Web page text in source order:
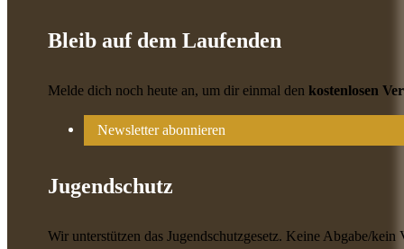
Bleib auf dem Laufenden
Melde dich noch heute an, um dir einmal denkostenlosen
Newsletter abonnieren
Jugendschutz
Wir unterstützen das Jugendschutzgesetz. Keine Abgabe/